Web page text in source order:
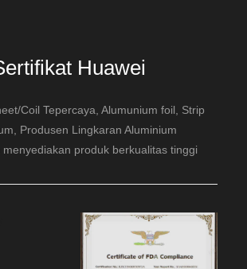
Huawei
Coil Tepercaya, Alumunium foil, Strip
Produsen Lingkaran Aluminium
menyediakan produk berkualitas tinggi